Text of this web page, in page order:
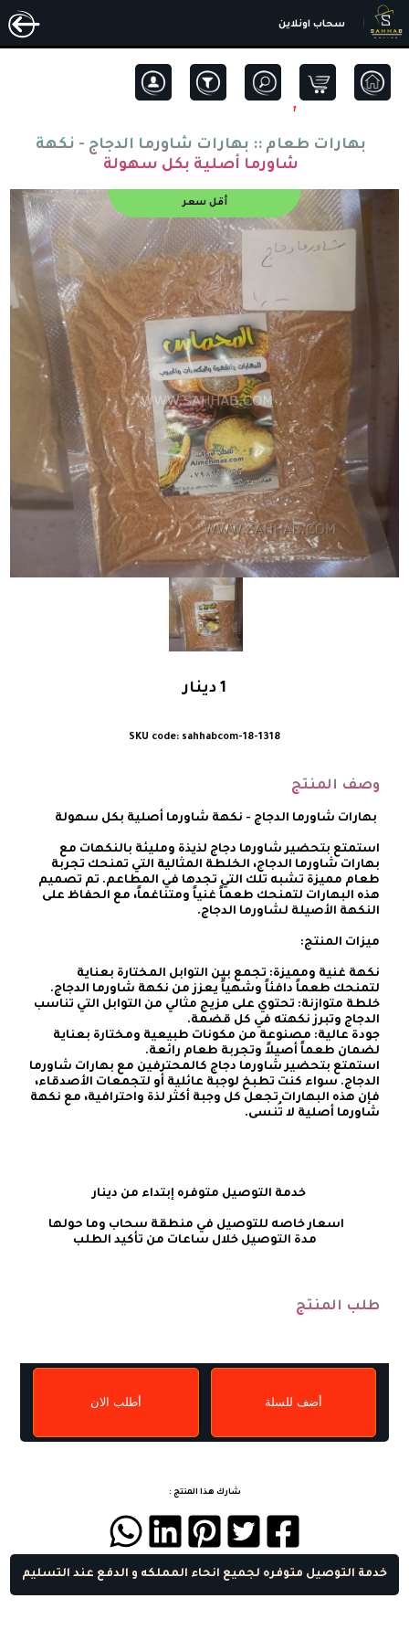
سحاب اونلاين
1
بهارات طعام :: بهارات شاورما الدجاج - نكهة
شاورما أصلية بكل سهولة
أقل سعر
1 دينار
sahhabcom-18-1318
وصف المنتج
شاورما أصلية لا تُنسى.
طلب المنتج
أضف للسلة أطلب الان
شارك هذا المنتج :
خدمة التوصيل متوفره لجميع انحاء المملكه و الدفع عند التسليم